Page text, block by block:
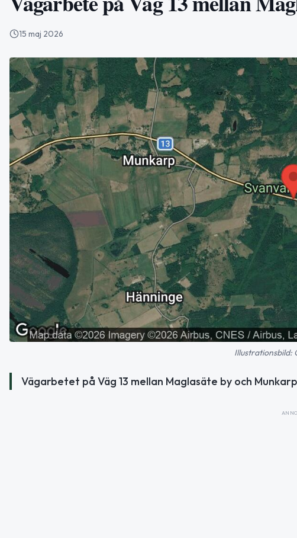
15 maj 2026
Illustrationsbild:
Vägarbetet på Väg 13 mellan Maglasäte by och